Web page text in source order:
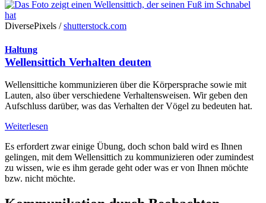
DiversePixels /shutterstock.com
Haltung
Wellensittich Verhalten deuten
Wellensittiche kommunizieren über die Körpersprache sowie mit
Lauten, also über verschiedene Verhaltensweisen. Wir geben den
Aufschluss darüber, was das Verhalten der Vögel zu bedeuten hat.
Weiterlesen
Es erfordert zwar einige Übung, doch schon bald wird es Ihnen
gelingen, mit dem Wellensittich zu kommunizieren oder zumindest
zu wissen, wie es ihm gerade geht oder was er von Ihnen möchte
bzw. nicht möchte.